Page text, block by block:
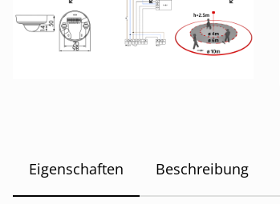
Eigenschaften Beschreibung